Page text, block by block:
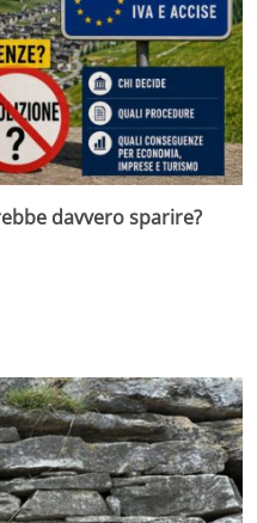
davvero sparire?